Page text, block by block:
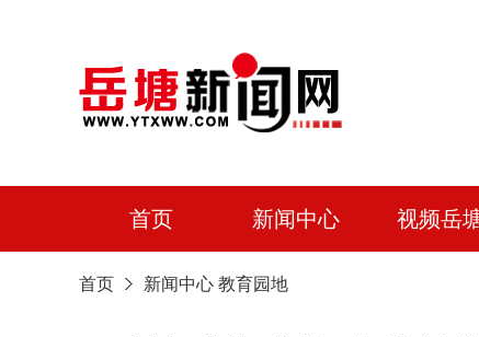
首页 新闻中心 视频岳
首页 新闻中心 教育园地